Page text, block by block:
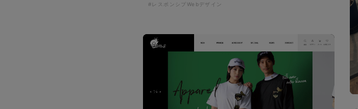
#レスポンシブWebデザイン